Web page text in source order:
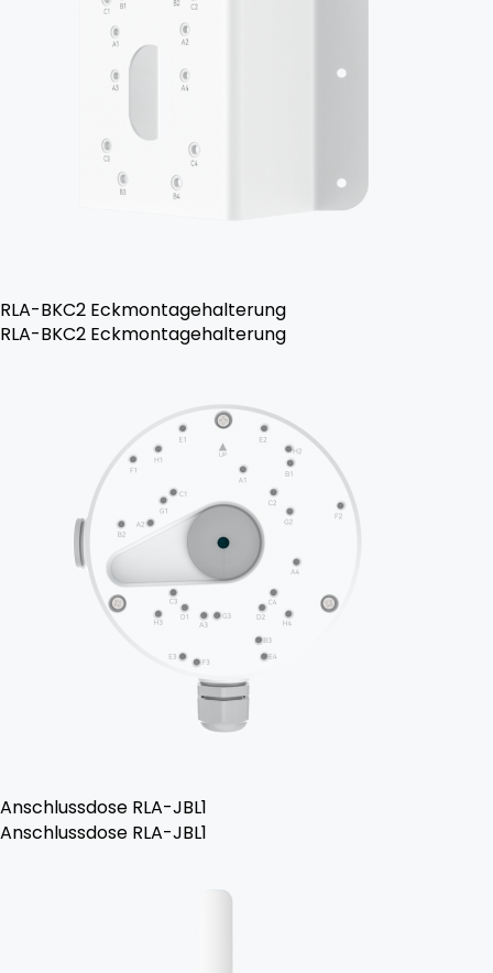
RLA-BKC2 Eckmontagehalterung
RLA-BKC2 Eckmontagehalterung
Anschlussdose RLA-JBL1
Anschlussdose RLA-JBL1